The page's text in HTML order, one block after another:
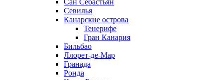
Сан Себастьян
Севилья
Канарские острова
Тенерифе
Гран Канария
Бильбао
Ллорет-де-Мар
Гранада
Ронда